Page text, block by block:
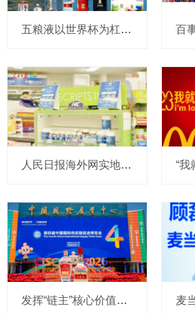
五粮液以世界杯为杠杆，撬动年轻圈层，重新定义白酒消费边界
人民日报海外网实地探访Nutrition Care澳洲全自控产业链，带你看懂真正的进口好营养
发挥“链主”核心价值，五粮液以和美链接世界